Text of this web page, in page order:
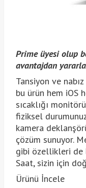
Prime üyesi olup
avantajdan
Tansiyon ve
bu ürün hem iOS
sıcaklığı
fiziksel
kamera
çözüm sunuyor.
gibi özellikleri de
Saat, sizin için
Ürünü İncele